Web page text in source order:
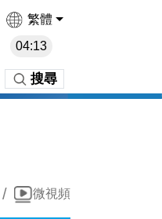
繁體
04:13
搜尋
/ 微視頻